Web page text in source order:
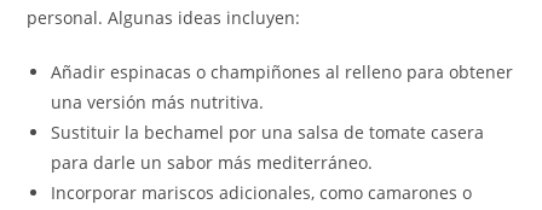
personal. Algunas ideas incluyen:
Añadir espinacas o champiñones al relleno para obtener
una versión más nutritiva.
Sustituir la bechamel por una salsa de tomate casera
para darle un sabor más mediterráneo.
Incorporar mariscos adicionales, como camarones o